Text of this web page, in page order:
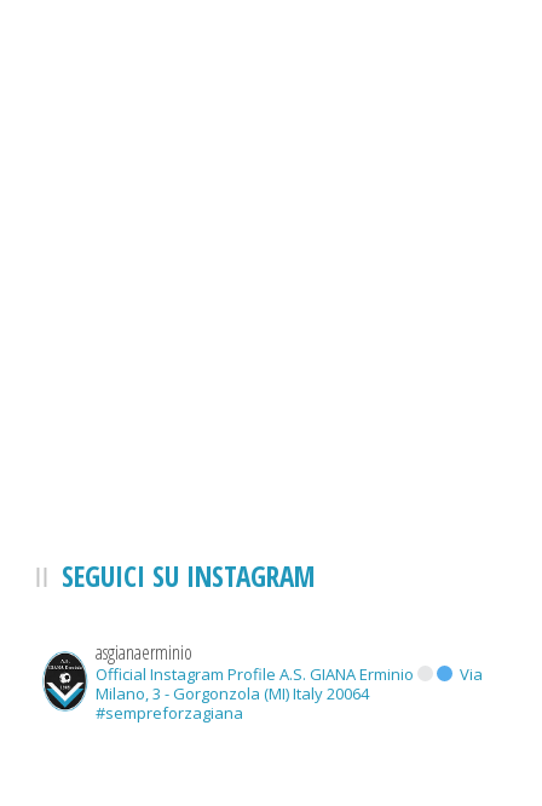
SEGUICI SU INSTAGRAM
asgianaerminio
Official Instagram Profile A.S. GIANA Erminio
Via
Milano, 3 - Gorgonzola (MI) Italy 20064
#sempreforzagiana